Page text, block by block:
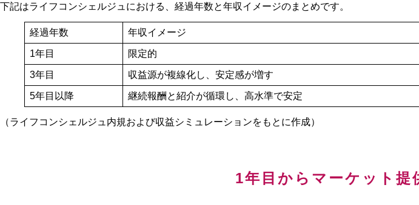
下記はライフコンシェルジュにおける、経過年数と年収イメージのまとめです。
経過年数 年収イメージ
1年目 限定的
3年目 収益源が複線化し、安定感が増す
5年目以降 継続報酬と紹介が循環し、高水準で安定
（ライフコンシェルジュ内規および収益シミュレーションをもとに作成）
1年目からマーケット提